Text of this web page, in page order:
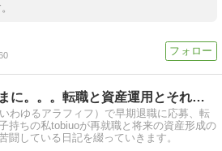
流れのままに。。。転職と資産運用とそれから
わゆるアラフィフ）で早期退職に応募、転
持ちの私tobiuoが再就職と将来の資産形成の
闘している日記を綴っていきます。